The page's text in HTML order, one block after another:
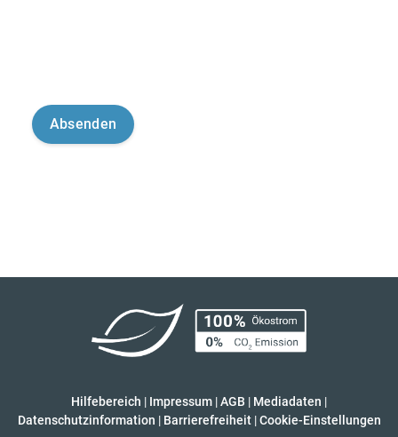
Hilfebereich | Impressum |AGB | Mediadaten |
Datenschutzinformation | Barrierefreiheit | Cookie-Einstellungen